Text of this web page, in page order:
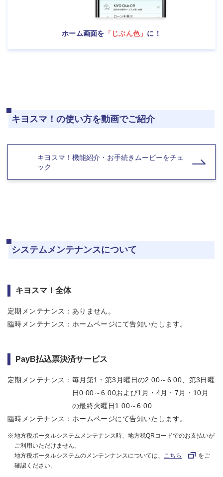
ホーム画面を 「じぶん色」 に！
キヨスマ！の使い方を動画でご紹介
キヨスマ！機能紹介・お手続きムービーをチェ
ック
システムメンテナンスについて
キヨスマ！全体
定期メンテナンス ： ありません。
臨時メンテナンス ： ホームページにて告知いたします。
PayB払込票決済サービス
定期メンテナンス ： 毎月第1・第3月曜日の2:00～6:00、第3日曜
日0:00～6:00および1月・4月・7月・10月
の最終火曜日1:00～6:00
臨時メンテナンス ： ホームページにて告知いたします。
地方税ポータルシステムメンテナンス時、地方税QRコードでのお支払いが
ご利用いただけません。
地方税ポータルシステムのメンテンナンスについては、 こちら
をご
確認ください。